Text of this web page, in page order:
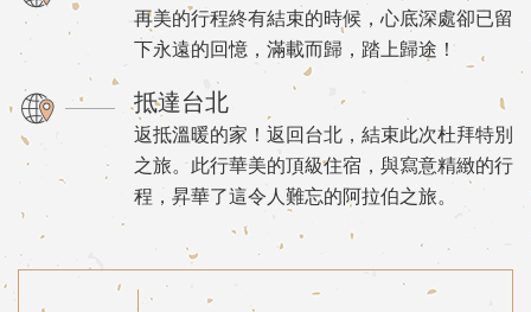
再美的行程終有結束的時候，心底深處卻已留
下永遠的回憶，滿載而歸，踏上歸途！
抵達台北
返抵溫暖的家！返回台北，結束此次杜拜特別
之旅。此行華美的頂級住宿，與寫意精緻的行
程，昇華了這令人難忘的阿拉伯之旅。